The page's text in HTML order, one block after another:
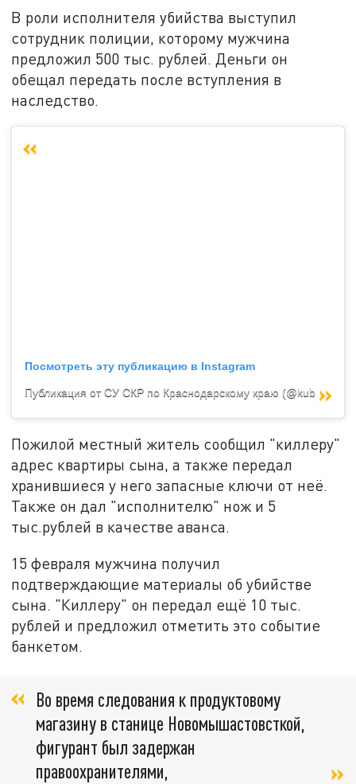
В роли исполнителя убийства выступил
сотрудник полиции, которому мужчина
предложил 500 тыс. рублей. Деньги он
обещал передать после вступления в
наследство.
Посмотреть эту публикацию в Instagram
Публикация от СУ СКР по Краснодарскому краю (@kubansledcom)
Пожилой местный житель сообщил "киллеру"
адрес квартиры сына, а также передал
хранившиеся у него запасные ключи от неё.
Также он дал "исполнителю" нож и 5
тыс.рублей в качестве аванса.
15 февраля мужчина получил
подтверждающие материалы об убийстве
сына. "Киллеру" он передал ещё 10 тыс.
рублей и предложил отметить это событие
банкетом.
Во время следования к продуктовому
магазину в станице Новомышастовсткой,
фигурант был задержан
правоохранителями,